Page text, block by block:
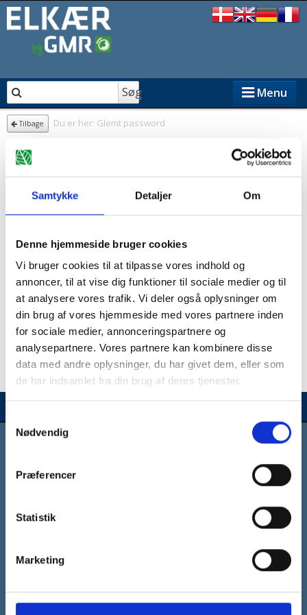
Samtykke Detaljer Om
Denne hjemmeside bruger cookies
Vi bruger cookies til at tilpasse vores indhold og
annoncer, til at vise dig funktioner til sociale medier og til
at analysere vores trafik. Vi deler også oplysninger om
din brug af vores hjemmeside med vores partnere inden
for sociale medier, annonceringspartnere og
analysepartnere. Vores partnere kan kombinere disse
data med andre oplysninger, du har givet dem, eller som
de har indsamlet fra din brug af deres tjenester.
Nødvendig
Præferencer
Statistik
Marketing
Søg Menu
ELKÆR PRODUKTER
FORHANDLERE
Om ELKÆR
Reservedele til ELKÆR
Tilbage Du er her: Glemt password
E-mail
Send adgangskode
Forhandlerforum Log-in